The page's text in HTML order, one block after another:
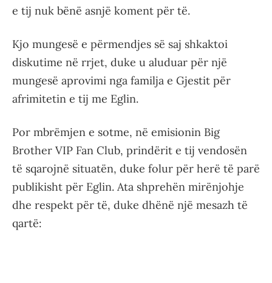
e tij nuk bënë asnjë koment për të.
Kjo mungesë e përmendjes së saj shkaktoi
diskutime në rrjet, duke u aluduar për një
mungesë aprovimi nga familja e Gjestit për
afrimitetin e tij me Eglin.
Por mbrëmjen e sotme, në emisionin Big
Brother VIP Fan Club, prindërit e tij vendosën
të sqarojnë situatën, duke folur për herë të parë
publikisht për Eglin. Ata shprehën mirënjohje
dhe respekt për të, duke dhënë një mesazh të
qartë: